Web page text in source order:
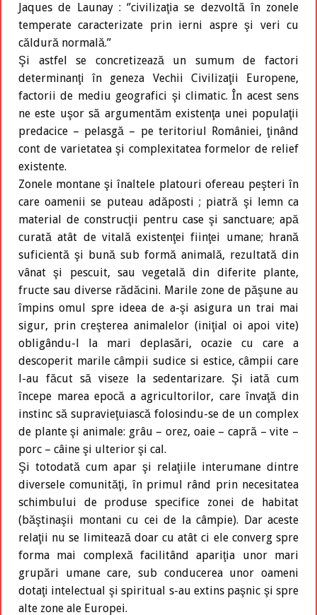
Jaques de Launay : ‘’civilizaţia se dezvoltă în zonele
temperate caracterizate prin ierni aspre şi veri cu
căldură normală.’’
Şi astfel se concretizează un sumum de factori
determinanţi în geneza Vechii Civilizaţii Europene,
factorii de mediu geografici şi climatic. În acest sens
ne este uşor să argumentăm existenţa unei populaţii
predacice – pelasgă – pe teritoriul României, ţinând
cont de varietatea şi complexitatea formelor de relief
existente.
Zonele montane şi înaltele platouri ofereau peşteri în
care oamenii se puteau adăposti ; piatră şi lemn ca
material de construcţii pentru case şi sanctuare; apă
curată atât de vitală existenţei fiinţei umane; hrană
suficientă şi bună sub formă animală, rezultată din
vânat şi pescuit, sau vegetală din diferite plante,
fructe sau diverse rădăcini. Marile zone de păşune au
împins omul spre ideea de a-şi asigura un trai mai
sigur, prin creşterea animalelor (iniţial oi apoi vite)
obligându-l la mari deplasări, ocazie cu care a
descoperit marile câmpii sudice si estice, câmpii care
l-au făcut să viseze la sedentarizare. Şi iată cum
începe marea epocă a agricultorilor, care învaţă din
instinc să supravieţuiască folosindu-se de un complex
de plante şi animale: grâu – orez, oaie – capră – vite –
porc – câine şi ulterior şi cal.
Şi totodată cum apar şi relaţiile interumane dintre
diversele comunităţi, în primul rând prin necesitatea
schimbului de produse specifice zonei de habitat
(băştinaşii montani cu cei de la câmpie). Dar aceste
relaţii nu se limitează doar cu atât ci ele converg spre
forma mai complexă facilitând apariţia unor mari
grupări umane care, sub conducerea unor oameni
dotaţi intelectual şi spiritual s-au extins paşnic şi spre
alte zone ale Europei.